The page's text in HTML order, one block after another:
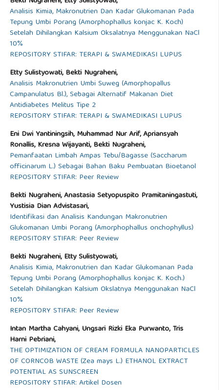
Analisis Kimia, Makronutrien Dan Kadar Glukomanan Pada
Tepung Umbi Porang (Amorphophallus konjac K. Koch)
Setelah Dihilangkan Kalsium Oksalatnya Menggunakan NaCl
10%
REPOSITORY STIFAR: TERAPI & SWAMEDIKASI LUPUS
Etty Sulistyowati, Bekti Nugraheni,
Analisis Makronutrien Umbi Suweg (Amorphopallus
Campanulatus Bl.), Sebagai Alternatif Makanan Diet
Antidiabetes Melitus Tipe 2
REPOSITORY STIFAR: TERAPI & SWAMEDIKASI LUPUS
Eni Dwi Yantiningsih, Muhammad Nur Arif, Apriansyah
Ronallis, Kresna Wijayanti, Bekti Nugraheni,
Pemanfaatan Limbah Ampas Tebu/Bagasse (Saccharum
officinarum L.) Sebagai Bahan Baku Pembuatan Bioetanol
REPOSITORY STIFAR: Peer Review
Bekti Nugraheni, Anastasia Setyopuspito Pramitaningastuti,
Yustisia Dian Advistasari,
Identifikasi dan Analisis Kandungan Makronutrien
Glukomanan Umbi Porang (Amorphophallus onchophyllus)
REPOSITORY STIFAR: Peer Review
Bekti Nugraheni, Etty Sulistyowati,
Analisis Kimia, Makronutrien dan Kadar Glukomanan Pada
Tepung Umbi Porang (Amorphophallus konjac K. Koch.)
Setelah Dihilangkan Kalsium Okslatnya Menggunakan NaCl
10%
REPOSITORY STIFAR: Peer Review
Intan Martha Cahyani, Ungsari Rizki Eka Purwanto, Tris
Harni Pebriani,
THE OPTIMIZATION OF CREAM FORMULA NANOPARTICLES
OF CORNCOB WASTE (Zea mays L.) ETHANOL EXTRACT
POTENTIAL AS SUNSCREEN
REPOSITORY STIFAR: Artikel Dosen